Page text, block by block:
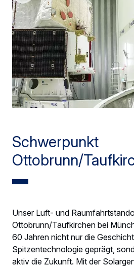
Schwerpunkt
Ottobrunn/
Unser Luft- und
Ottobrunn/Taufkirchen bei
60 Jahren nicht nur die
Spitzentechnologie geprägt,
aktiv die Zukunft. Mit der